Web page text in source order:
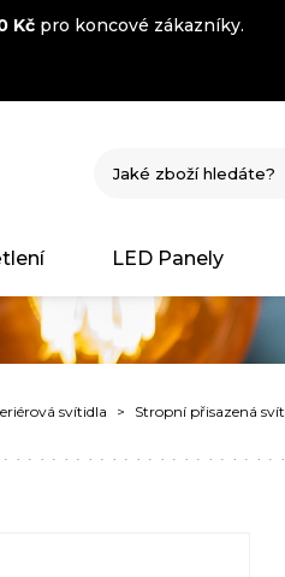
Kč pro koncové zákazníky.
LED Panely
svítidla Stropní přisazená